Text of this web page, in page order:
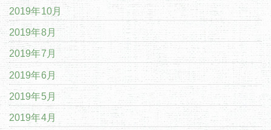
2019年10月
2019年8月
2019年7月
2019年6月
2019年5月
2019年4月